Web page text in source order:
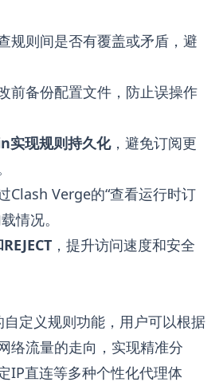
规则间是否有覆盖或矛盾，避
前备份配置文件，防止误操作
现规则持久化，避免订阅更
Clash Verge的“查看运行时订
情况。
，提升访问速度和安全
定义规则功能，用户可以根据
络流量的走向，实现精准分
IP直连等多种个性化代理体